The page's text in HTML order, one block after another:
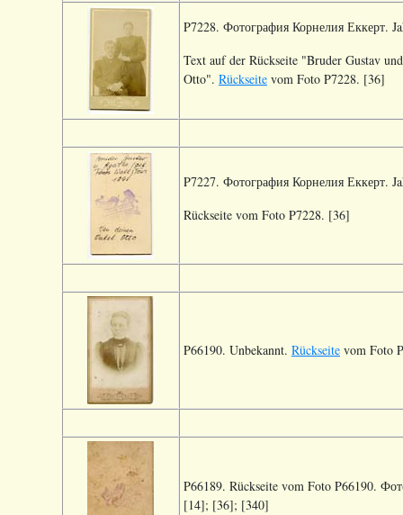
P7228. Фотография Корнелия Еккерт.
Text auf der Rückseite "Bruder Gustav
Otto". Rückseite vom Foto P7228. [36]
P7227. Фотография Корнелия Еккерт.
Rückseite vom Foto P7228. [36]
P66190. Unbekannt. Rückseite vom Foto
P66189. Rückseite vom Foto P66190.
[14]; [36]; [340]